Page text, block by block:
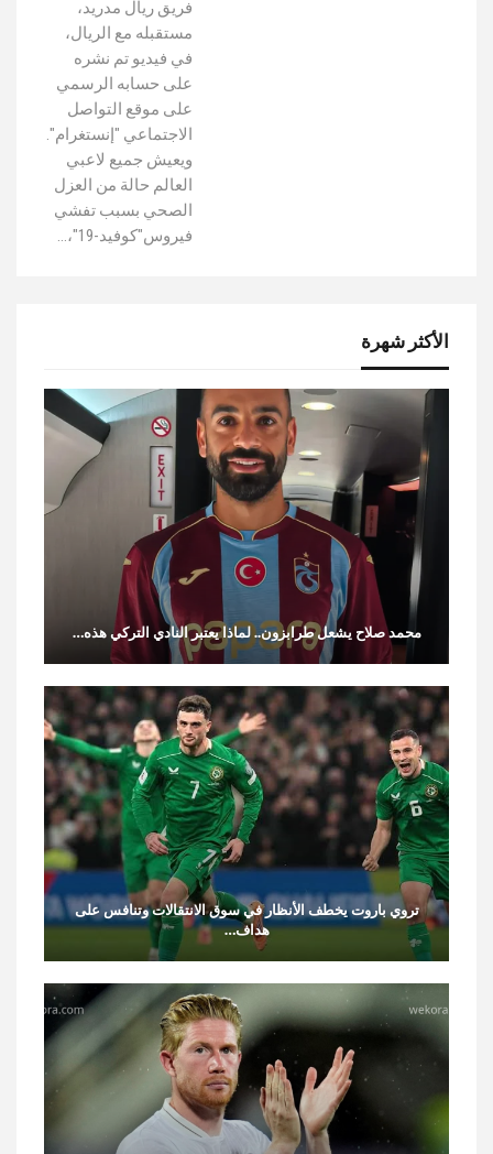
فريق ريال مدريد،
مستقبله مع الريال،
في فيديو تم نشره
على حسابه الرسمي
على موقع التواصل
الاجتماعي "إنستغرام".
ويعيش جميع لاعبي
العالم حالة من العزل
الصحي بسبب تفشي
فيروس"كوفيد-19"،…
الأكثر شهرة
محمد صلاح يشعل طرابزون.. لماذا يعتبر النادي التركي هذه…
تروي باروت يخطف الأنظار في سوق الانتقالات وتنافس على
هداف…